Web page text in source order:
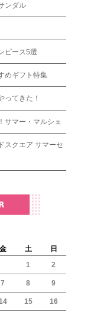
ンダル
ピース5選
めギフト特集
ってきた！
サマー・マルシェ
スクエア サマーセ
金 土
日
1
2
7 8 9
15 16